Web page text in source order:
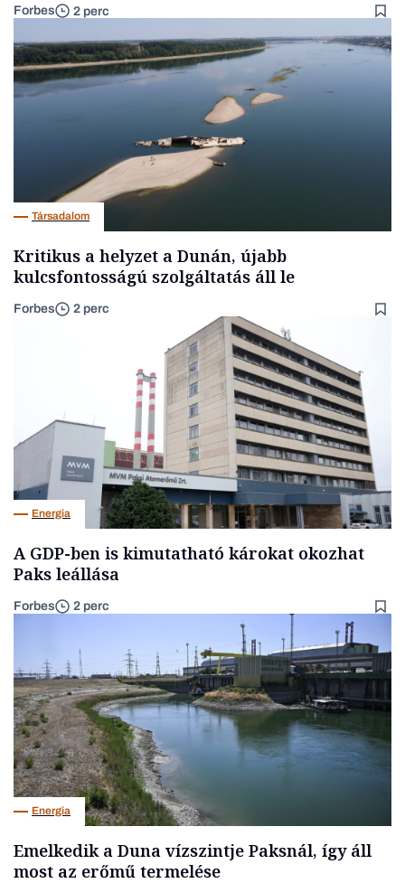
Forbes 2 perc
Társadalom
Kritikus a helyzet a Dunán, újabb
kulcsfontosságú szolgáltatás áll le
Forbes 2 perc
Energia
A GDP-ben is kimutatható károkat okozhat
Paks leállása
Forbes 2 perc
Energia
Emelkedik a Duna vízszintje Paksnál, így áll
most az erőmű termelése